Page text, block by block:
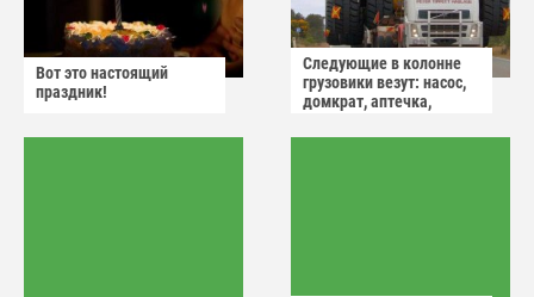
Вот это настоящий
праздник!
Следующие в колонне
грузовики везут: насос,
домкрат, аптечка,